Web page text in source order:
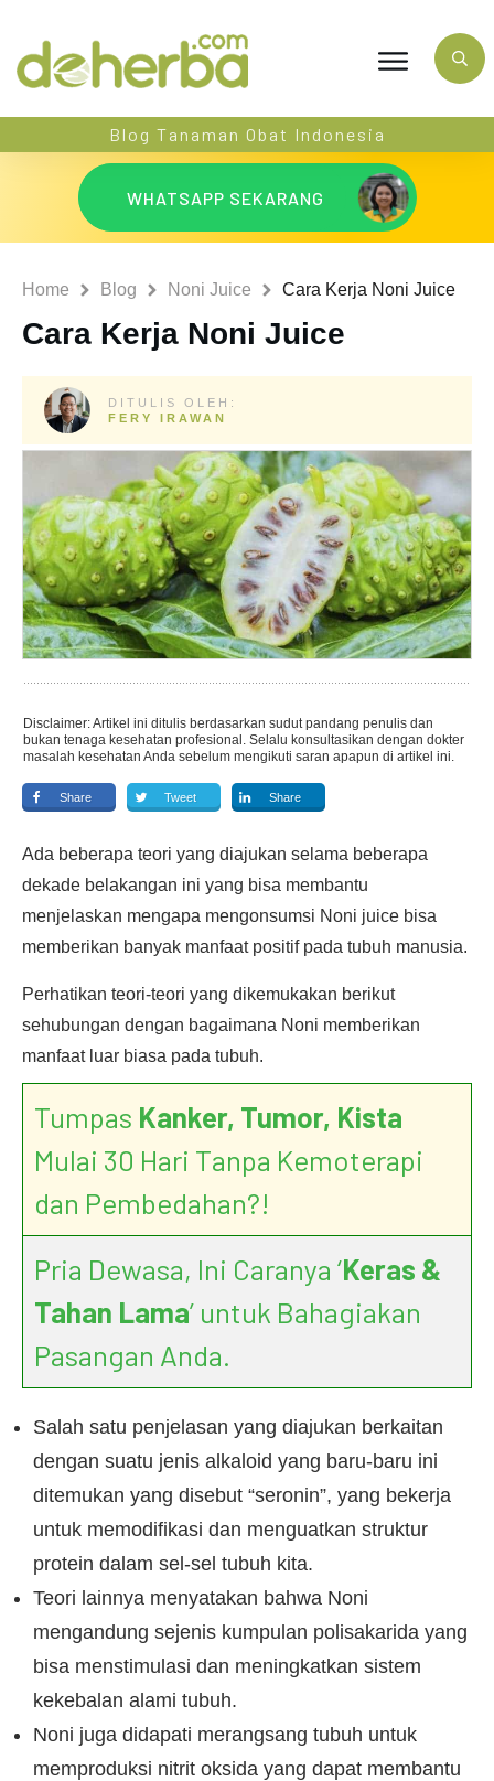
Blog Tanaman Obat Indonesia
WHATSAPP SEKARANG
Home Blog Noni Juice Cara Kerja Noni Juice
Cara Kerja Noni Juice
DITULIS OLEH:
FERY IRAWAN
Disclaimer: Artikel ini ditulis berdasarkan sudut pandang penulis dan
bukan tenaga kesehatan profesional. Selalu konsultasikan dengan dokter
masalah kesehatan Anda sebelum mengikuti saran apapun di artikel ini.
Share Tweet Share
Ada beberapa teori yang diajukan selama beberapa
dekade belakangan ini yang bisa membantu
menjelaskan mengapa mengonsumsi Noni juice bisa
memberikan banyak manfaat positif pada tubuh manusia.
Perhatikan teori-teori yang dikemukakan berikut
sehubungan dengan bagaimana Noni memberikan
manfaat luar biasa pada tubuh.
Tumpas Kanker, Tumor, Kista
Mulai 30 Hari Tanpa Kemoterapi
dan Pembedahan?!
Pria Dewasa, Ini Caranya ‘Keras &
Tahan Lama’ untuk Bahagiakan
Pasangan Anda.
Salah satu penjelasan yang diajukan berkaitan
dengan suatu jenis alkaloid yang baru-baru ini
ditemukan yang disebut “seronin”, yang bekerja
untuk memodifikasi dan menguatkan struktur
protein dalam sel-sel tubuh kita.
Teori lainnya menyatakan bahwa Noni
mengandung sejenis kumpulan polisakarida yang
bisa menstimulasi dan meningkatkan sistem
kekebalan alami tubuh.
Noni juga didapati merangsang tubuh untuk
memproduksi nitrit oksida yang dapat membantu